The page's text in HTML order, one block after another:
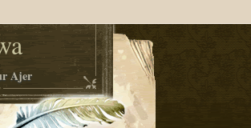
Ajer